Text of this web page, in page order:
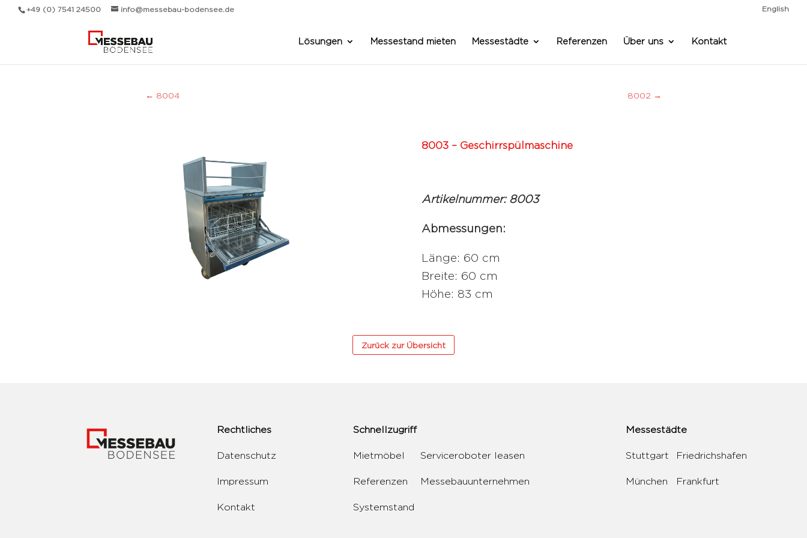
+49 (0) 7541 24500 info@messebau-bodensee.de English
Lösungen Messestand mieten Messestädte Referenzen Über uns Kontakt
← 8004 8002 →
8003 – Geschirrspülmaschine
Artikelnummer: 8003
Abmessungen:
Länge: 60 cm
Breite: 60 cm
Höhe: 83 cm
Zurück zur Übersicht
Rechtliches
Datenschutz
Impressum
Kontakt
Schnellzugriff
Mietmöbel
Referenzen
Systemstand
Serviceroboter leasen
Messebauunternehmen
Messestädte
Stuttgart
München
Friedrichshafen
Frankfurt